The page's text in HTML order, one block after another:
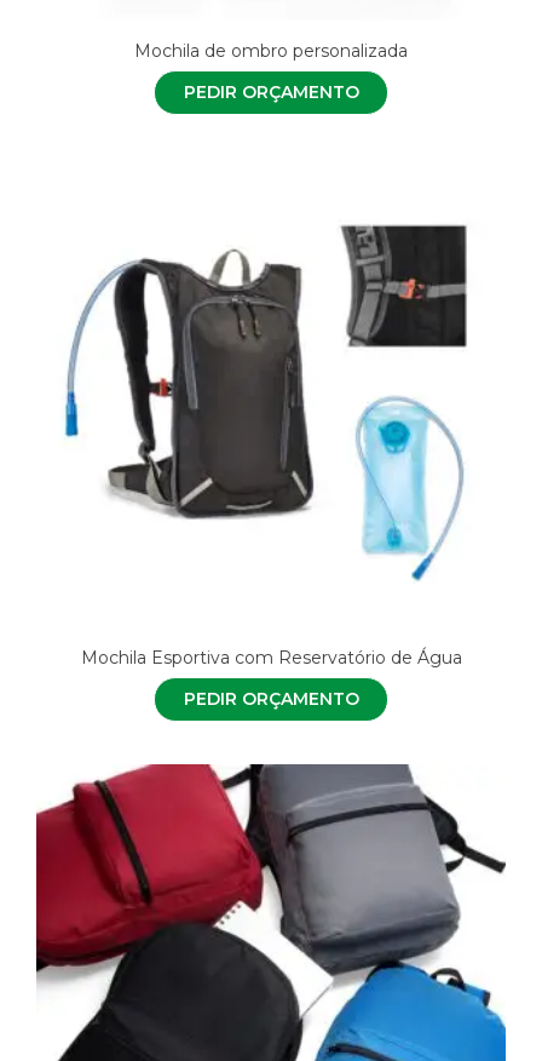
Mochila de ombro personalizada
PEDIR ORÇAMENTO
Mochila Esportiva com Reservatório de Água
PEDIR ORÇAMENTO